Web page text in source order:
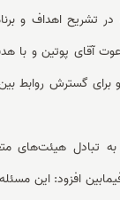
تشریح اهداف و
آقای پوتین و با
گسترش روابط
به تبادل هیئت‌های
افزود: این